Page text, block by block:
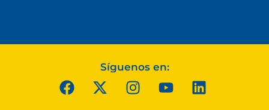
Síguenos en: